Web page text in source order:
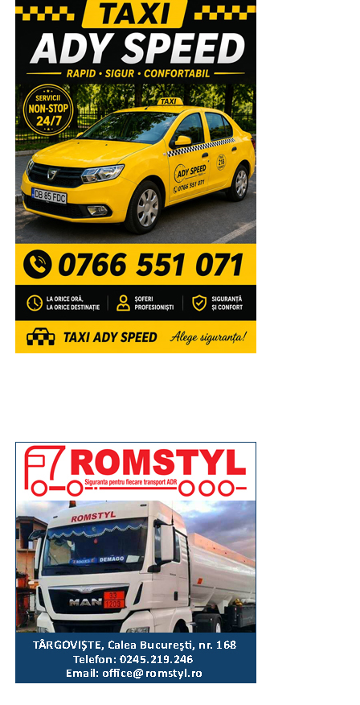
buletinului de vot. Ceva de genul știu că nu iese, dar nu
votez cu ceilalți.
Una peste alta, orașul Găești, printr-un vot masiv, a decis
ca, pentru următorii doi ani și jumătate, avocatul
Alexandru Iorga să îi conducă destinul. Sunt ani în care
primarul ales va trebui să dovedească cu sârg,
găeștenilor, inclusiv celor aproape 5.000 de oameni care
nu au venit la vot, că nu s-au înșelat. Și, atât cât îl cunosc
pe Alexandru Iorga, ca jurnalist, analist la rece, nu ca unul
din cercul său de apropiați, cu siguranță, va face față și va
reseta, așa cum a promis, administrația publică de la
Găești, va reuși să producă transformările de care orașul
are nevoie. Îl are alături și pe președintele Consiliului
Județean Dâmbovița, Corneliu Ștefan, care, acum, are
drum deschis să le dovedească găeștenilor că CJD este
aproape de această comunitate pe care fosta conducere a
ținut-o departe de administrația județeană din motive de
imagine și interes.
Urmărește Incomod Media și pe Google News
RECLAMA